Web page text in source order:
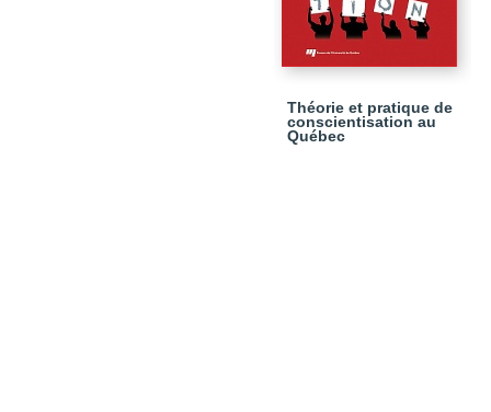
Théorie et pratique de
conscientisation au
Québec